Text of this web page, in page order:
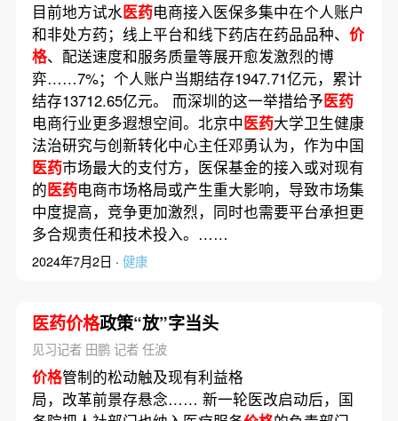
目前地方试水医药电商接入医保多集中在个人账户
和非处方药；线上平台和线下药店在药品品种、 价
格、配送速度和服务质量等展开愈发激烈的博
弈……7%；个人账户当期结存1947.71亿元，累计
结存13712.65亿元。 而深圳的这一举措给予医药
电商行业更多遐想空间。北京中医药大学卫生健康
法治研究与创新转化中心主任邓勇认为，作为中国
医药市场最大的支付方，医保基金的接入或对现有
的医药电商市场格局或产生重大影响，导致市场集
中度提高，竞争更加激烈，同时也需要平台承担更
多合规责任和技术投入。……
2024年7月2日 · 健康
医药价格政策“放”字当头
见习记者 田鹏 记者 任波
价格管制的松动触及现有利益格
局，改革前景存悬念…… 新一轮医改启动后，国